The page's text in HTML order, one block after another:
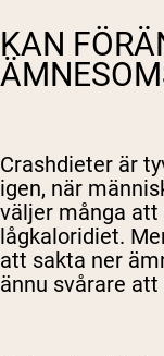
KAN
Crashdieter är
igen, när
väljer många att
lågkaloridiet.
att sakta ner
ännu svårare